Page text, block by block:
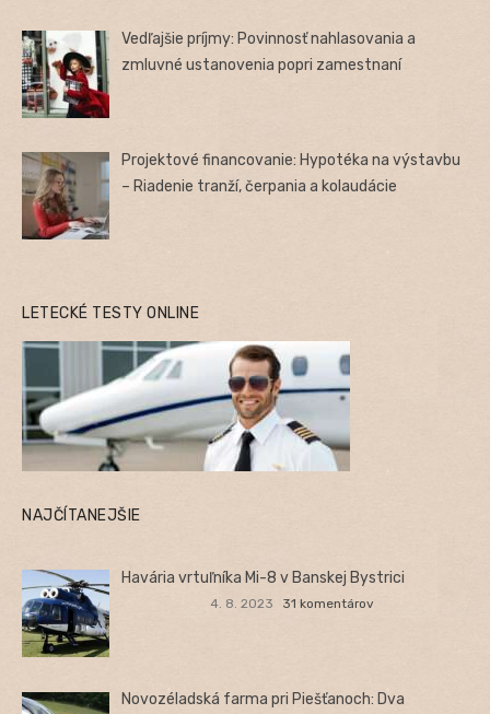
Vedľajšie príjmy: Povinnosť nahlasovania a
zmluvné ustanovenia popri zamestnaní
Projektové financovanie: Hypotéka na výstavbu
– Riadenie tranží, čerpania a kolaudácie
LETECKÉ TESTY ONLINE
NAJČÍTANEJŠIE
Havária vrtuľníka Mi-8 v Banskej Bystrici
4. 8. 2023 31 komentárov
Novozéladská farma pri Piešťanoch: Dva